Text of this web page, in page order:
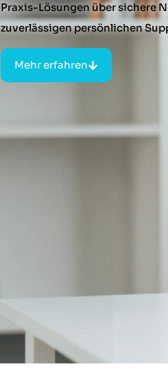
Praxis-Lösungen über sichere
zuverlässigen persönlichen
Mehr erfahren